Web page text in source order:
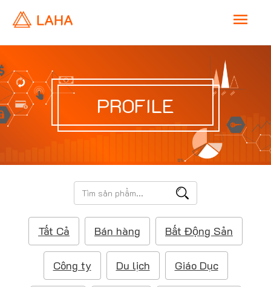
M
a
i
n
n
u
PROFILE
T
ì
m
i
ế
m
Tất Cả Bán hàng Bất Động Sản
Công ty Du lịch Giáo Dục